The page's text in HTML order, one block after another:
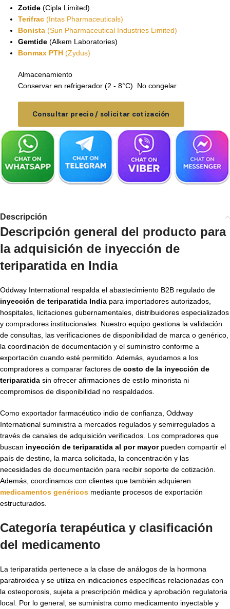
Zotide (Cipla Limited)
Terifrac (Intas Pharmaceuticals)
Bonista (Sun Pharmaceutical Industries Limited)
Gemtide (Alkem Laboratories)
Bonmax PTH (Zydus)
Almacenamiento
Conservar en refrigerador (2 - 8°C). No congelar.
Consultar precio / solicitar cotización
Descripción
Descripción general del producto para
la adquisición de inyección de
teriparatida en India
Oddway International respalda el abastecimiento B2B regulado de
inyección de teriparatida India para importadores autorizados,
hospitales, licitaciones gubernamentales, distribuidores especializados
y compradores institucionales. Nuestro equipo gestiona la validación
de consultas, las verificaciones de disponibilidad de marca o genérico,
la coordinación de documentación y el suministro conforme a
exportación cuando esté permitido. Además, ayudamos a los
compradores a comparar factores de costo de la inyección de
teriparatida sin ofrecer afirmaciones de estilo minorista ni
compromisos de disponibilidad no respaldados.
Como exportador farmacéutico indio de confianza, Oddway
International suministra a mercados regulados y semirregulados a
través de canales de adquisición verificados. Los compradores que
buscan inyección de teriparatida al por mayorpueden compartir el
país de destino, la marca solicitada, la concentración y las
necesidades de documentación para recibir soporte de cotización.
Además, coordinamos con clientes que también adquieren
medicamentos genéricos mediante procesos de exportación
estructurados.
Categoría terapéutica y clasificación
del medicamento
La teriparatida pertenece a la clase de análogos de la hormona
paratiroidea y se utiliza en indicaciones específicas relacionadas con
la osteoporosis, sujeta a prescripción médica y aprobación regulatoria
local. Por lo general, se suministra como medicamento inyectable y